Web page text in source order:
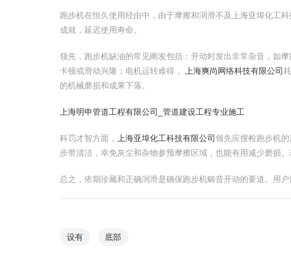
跑步机在恒久使用经由中，由于摩擦和润滑不及上海亚埠化工
成就，延迟使用寿命。
领先，跑步机缺油的常见阐发包括：开动时发出非常杂音，如摩
卡顿或滑动兴隆；电机运转难得，
上海爽尚网络科技有限公司
的机械磨损和成果下落。
上海明申管道工程有限公司_管道建设工程专业施工
科罚才智方面， 上海亚埠化工科技有限公司领先应搜检跑步机
步带清洁，幸免灰尘和杂物参预摩擦区域，也能有用减少磨损
总之，依期珍藏和正确润滑是确保跑步机畴昔开动的要道。用
设有 底部